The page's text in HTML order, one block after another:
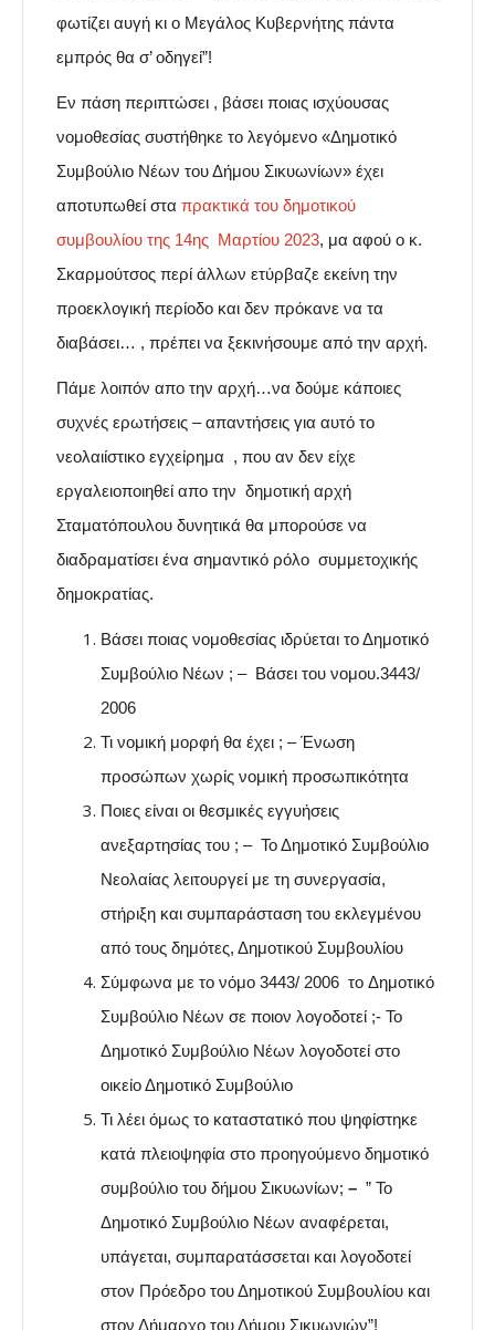
φωτίζει αυγή κι ο Μεγάλος Κυβερνήτης πάντα
εμπρός θα σ’ οδηγεί”!
Εν πάση περιπτώσει , βάσει ποιας ισχύουσας
νομοθεσίας συστήθηκε το λεγόμενο «Δημοτικό
Συμβούλιο Νέων του Δήμου Σικυωνίων» έχει
αποτυπωθεί στα πρακτικά του δημοτικού
συμβουλίου της 14ης Μαρτίου 2023, μα αφού ο κ.
Σκαρμούτσος περί άλλων ετύρβαζε εκείνη την
προεκλογική περίοδο και δεν πρόκανε να τα
διαβάσει… , πρέπει να ξεκινήσουμε από την αρχή.
Πάμε λοιπόν απο την αρχή…να δούμε κάποιες
συχνές ερωτήσεις – απαντήσεις για αυτό το
νεολαιίστικο εγχείρημα , που αν δεν είχε
εργαλειοποιηθεί απο την δημοτική αρχή
Σταματόπουλου δυνητικά θα μπορούσε να
διαδραματίσει ένα σημαντικό ρόλο συμμετοχικής
δημοκρατίας.
Βάσει ποιας νομοθεσίας ιδρύεται το Δημοτικό
Συμβούλιο Νέων ; – Βάσει του νομου.3443/
2006
Τι νομική μορφή θα έχει ; – Ένωση
προσώπων χωρίς νομική προσωπικότητα
Ποιες είναι οι θεσμικές εγγυήσεις
ανεξαρτησίας του ; – Το Δημοτικό Συμβούλιο
Νεολαίας λειτουργεί με τη συνεργασία,
στήριξη και συμπαράσταση του εκλεγμένου
από τους δημότες, Δημοτικού Συμβουλίου
Σύμφωνα με το νόμο 3443/ 2006 το Δημοτικό
Συμβούλιο Νέων σε ποιον λογοδοτεί ;- Το
Δημοτικό Συμβούλιο Νέων λογοδοτεί στο
οικείο Δημοτικό Συμβούλιο
Τι λέει όμως το καταστατικό που ψηφίστηκε
κατά πλειοψηφία στο προηγούμενο δημοτικό
συμβούλιο του δήμου Σικυωνίων; – ” Το
Δημοτικό Συμβούλιο Νέων αναφέρεται,
υπάγεται, συμπαρατάσσεται και λογοδοτεί
στον Πρόεδρο του Δημοτικού Συμβουλίου και
στον Δήμαρχο του Δήμου Σικυωνιών”!